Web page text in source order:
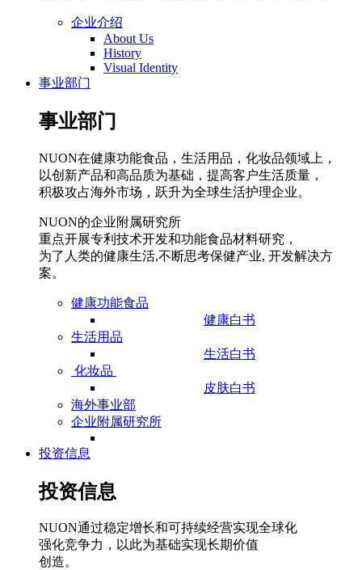
企业介绍
About Us
History
Visual Identity
事业部门
事业部门
NUON在健康功能食品，生活用品，化妆品领域上，
以创新产品和高品质为基础，提高客户生活质量，
积极攻占海外市场，跃升为全球生活护理企业。
NUON的企业附属研究所
重点开展专利技术开发和功能食品材料研究，
为了人类的健康生活,不断思考保健产业, 开发解决方
案。
健康功能食品
健康白书
生活用品
生活白书
化妆品
皮肤白书
海外事业部
企业附属研究所
投资信息
投资信息
NUON通过稳定增长和可持续经营实现全球化
强化竞争力，以此为基础实现长期价值
创造。